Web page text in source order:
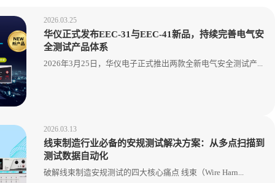
2026.03.25
华仪正式发布EEC-31与EEC-41新品，持续完善电气安
全测试产品体系
2026年3月25日，华仪电子正式推出两款全新电气安全测试产...
2026.03.13
线束制造行业必备的安规测试解决方案：从多点扫描到
测试数据自动化
破解线束制造安规测试的四大核心痛点 线束（Wire Harn...